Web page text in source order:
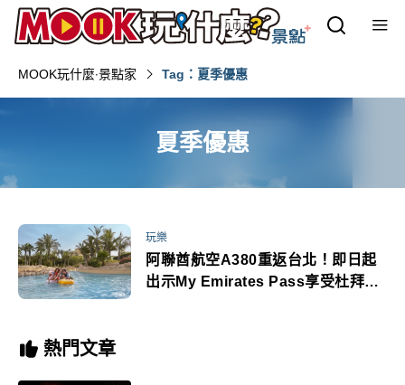
MOOK玩什麼‧景點家 Tag：夏季優惠
夏季優惠
玩樂
阿聯酋航空A380重返台北！即日起
出示My Emirates Pass享受杜拜夏
熱門文章